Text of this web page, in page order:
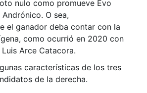
nulo como promueve Evo
O sea,
el ganador deba contar con la
como ocurrió en 2020 con
Arce Catacora.
características de los tres
de la derecha.